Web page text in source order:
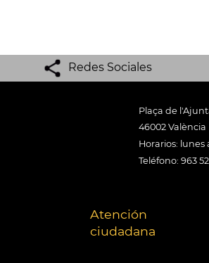
Redes Sociales
Plaça de
46002 València
Horarios: lunes
Teléfono: 963
Atención
ciudadana